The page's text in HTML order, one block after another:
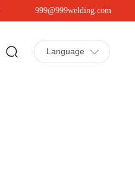
999@999welding.com
Language